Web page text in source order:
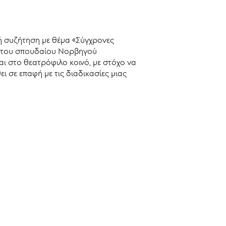
με θέμα «Σύγχρονες
του σπουδαίου Νορβηγού
στο θεατρόφιλο κοινό, με στόχο να
σε επαφή με τις διαδικασίες μιας